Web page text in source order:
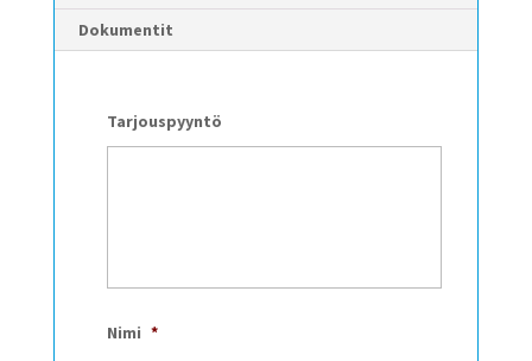
Dokumentit
Tarjouspyyntö
Nimi *